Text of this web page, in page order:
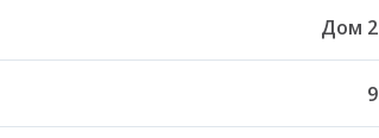
Дом 2
9